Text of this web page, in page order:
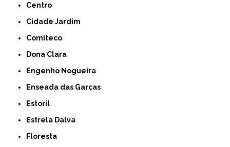
Centro
Cidade Jardim
Comiteco
Dona Clara
Engenho Nogueira
Enseada das Garças
Estoril
Estrela Dalva
Floresta